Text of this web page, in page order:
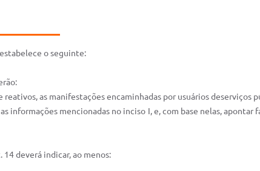
o seguinte:
as manifestações encaminhadas por usuários deserviços
informações mencionadas no inciso I, e, com base nelas, apontar
deverá indicar, ao menos: